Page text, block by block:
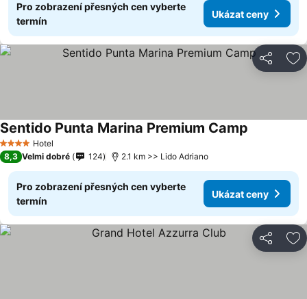
Pro zobrazení přesných cen vyberte
termín
Ukázat ceny
Sdílet
4 Počet hvězdiček
Hotel
Sentido Punta Marina Premium Camp
8,3 Velmi dobré 124 2.1 km >> Lido Adriano
Pro zobrazení přesných cen vyberte
termín
Ukázat ceny
Sdílet